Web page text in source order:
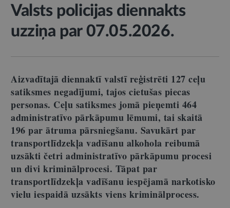
Valsts policijas diennakts
uzziņa par 07.05.2026.
Aizvadītajā diennaktī valstī reģistrēti 127 ceļu
satiksmes negadījumi, tajos cietušas piecas
personas. Ceļu satiksmes jomā pieņemti 464
administratīvo pārkāpumu lēmumi, tai skaitā
196 par ātruma pārsniegšanu. Savukārt par
transportlīdzekļa vadīšanu alkohola reibumā
uzsākti četri administratīvo pārkāpumu procesi
un divi kriminālprocesi. Tāpat par
transportlīdzekļa vadīšanu iespējamā narkotisko
vielu iespaidā uzsākts viens kriminālprocess.